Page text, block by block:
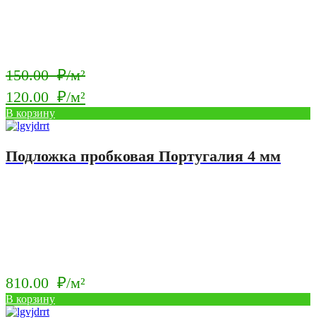
150.00₽/м²Первоначальная
составляла
м².
120.00 ₽/м²
Текущая
цена:
120.00
В корзину
Подложка пробковая Португалия 4 мм
810.00 ₽/м²
В корзину